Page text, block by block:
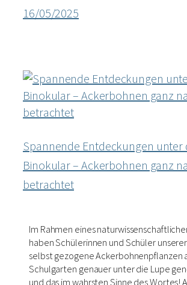
16/05/2025
Spannende Entdeckungen unter
Binokular – Ackerbohnen ganz
betrachtet
Im Rahmen eines
haben Schülerinnen und Schüler
selbst gezogene Ackerbohnenpflanzen
Schulgarten genauer unter die Lupe
und das im wahrsten Sinne des Wortes!